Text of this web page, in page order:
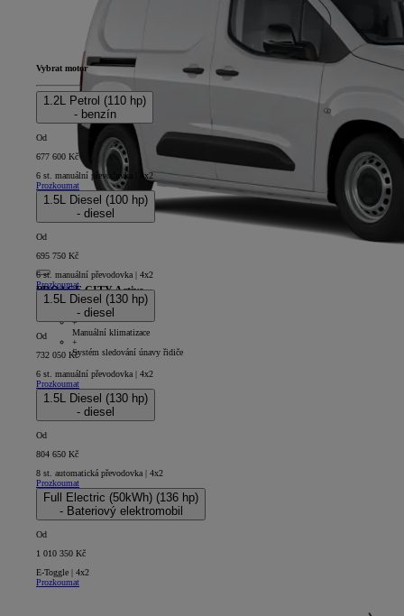
PROACE CITY Active
4D - Panel Van Short
+
Manuální klimatizace
+
Systém sledování únavy řidiče
Vybrat motor
1.2L Petrol (110 hp)
- benzín
Od
677 600 Kč
6 st. manuální převodovka | 4x2
Prozkoumat
1.5L Diesel (100 hp)
- diesel
Od
695 750 Kč
6 st. manuální převodovka | 4x2
Prozkoumat
1.5L Diesel (130 hp)
- diesel
Od
732 050 Kč
6 st. manuální převodovka | 4x2
Prozkoumat
1.5L Diesel (130 hp)
- diesel
Od
804 650 Kč
8 st. automatická převodovka | 4x2
Prozkoumat
Full Electric (50kWh) (136 hp)
- Bateriový elektromobil
Od
1 010 350 Kč
E-Toggle | 4x2
Prozkoumat